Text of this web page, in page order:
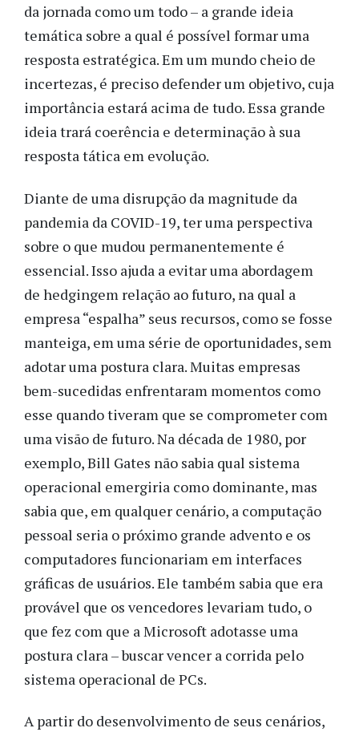
da jornada como um todo – a grande ideia
temática sobre a qual é possível formar uma
resposta estratégica. Em um mundo cheio de
incertezas, é preciso defender um objetivo, cuja
importância estará acima de tudo. Essa grande
ideia trará coerência e determinação à sua
resposta tática em evolução.
Diante de uma disrupção da magnitude da
pandemia da COVID-19, ter uma perspectiva
sobre o que mudou permanentemente é
essencial. Isso ajuda a evitar uma abordagem
de hedgingem relação ao futuro, na qual a
empresa “espalha” seus recursos, como se fosse
manteiga, em uma série de oportunidades, sem
adotar uma postura clara. Muitas empresas
bem-sucedidas enfrentaram momentos como
esse quando tiveram que se comprometer com
uma visão de futuro. Na década de 1980, por
exemplo, Bill Gates não sabia qual sistema
operacional emergiria como dominante, mas
sabia que, em qualquer cenário, a computação
pessoal seria o próximo grande advento e os
computadores funcionariam em interfaces
gráficas de usuários. Ele também sabia que era
provável que os vencedores levariam tudo, o
que fez com que a Microsoft adotasse uma
postura clara – buscar vencer a corrida pelo
sistema operacional de PCs.
A partir do desenvolvimento de seus cenários,